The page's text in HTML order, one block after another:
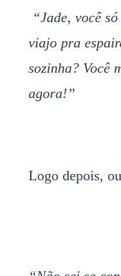
“Jade, você
viajo pra
sozinha? Você
agora!”
Logo depois,